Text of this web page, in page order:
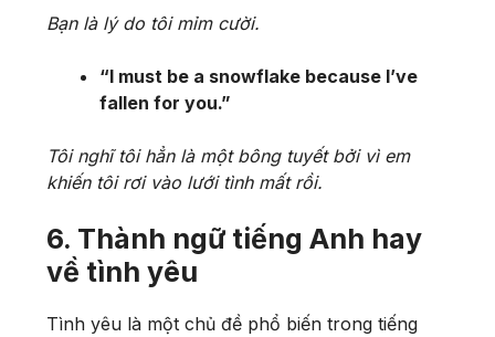
Bạn là lý do tôi mỉm cười.
“I must be a snowflake because I’ve
fallen for you.”
Tôi nghĩ tôi hẳn là một bông tuyết bởi vì em
khiến tôi rơi vào lưới tình mất rồi.
6. Thành ngữ tiếng Anh hay
về tình yêu
Tình yêu là một chủ đề phổ biến trong tiếng